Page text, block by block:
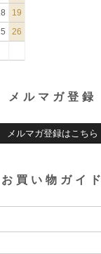
19
26
メルマガ登録
メルマガ登録はこちら
お買い物ガイド